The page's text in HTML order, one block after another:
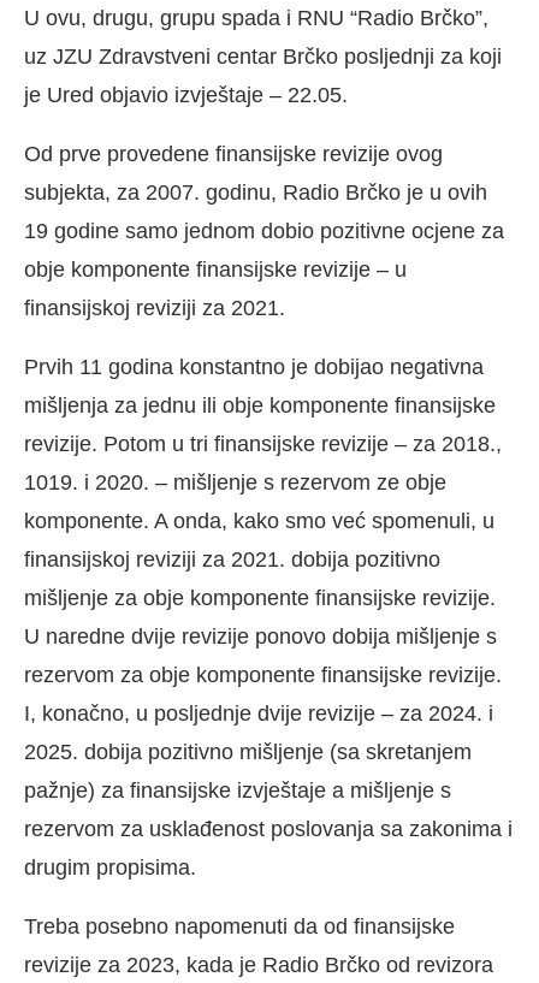
U ovu, drugu, grupu spada i RNU “Radio Brčko”,
uz JZU Zdravstveni centar Brčko posljednji za koji
je Ured objavio izvještaje – 22.05.
Od prve provedene finansijske revizije ovog
subjekta, za 2007. godinu, Radio Brčko je u ovih
19 godine samo jednom dobio pozitivne ocjene za
obje komponente finansijske revizije – u
finansijskoj reviziji za 2021.
Prvih 11 godina konstantno je dobijao negativna
mišljenja za jednu ili obje komponente finansijske
revizije. Potom u tri finansijske revizije – za 2018.,
1019. i 2020. – mišljenje s rezervom ze obje
komponente. A onda, kako smo već spomenuli, u
finansijskoj reviziji za 2021. dobija pozitivno
mišljenje za obje komponente finansijske revizije.
U naredne dvije revizije ponovo dobija mišljenje s
rezervom za obje komponente finansijske revizije.
I, konačno, u posljednje dvije revizije – za 2024. i
2025. dobija pozitivno mišljenje (sa skretanjem
pažnje) za finansijske izvještaje a mišljenje s
rezervom za usklađenost poslovanja sa zakonima i
drugim propisima.
Treba posebno napomenuti da od finansijske
revizije za 2023, kada je Radio Brčko od revizora